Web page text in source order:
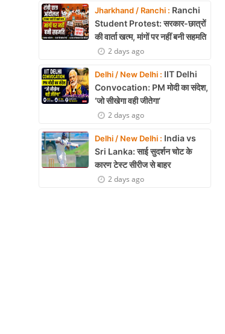
Jharkhand / Ranchi : Ranchi
Student Protest: सरकार-छात्रों
की वार्ता खत्म, मांगों पर नहीं बनी सहमति
2 days ago
Delhi / New Delhi : IIT Delhi
Convocation: PM मोदी का संदेश,
‘जो सीखेगा वही जीतेगा’
2 days ago
Delhi / New Delhi : India vs
Sri Lanka: साई सुदर्शन चोट के
कारण टेस्ट सीरीज से बाहर
2 days ago